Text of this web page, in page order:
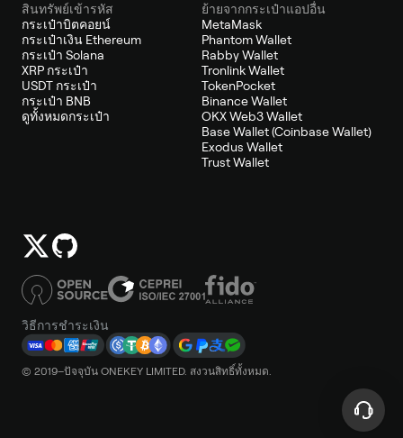
สินทรัพย์เข้ารหัส
กระเป๋าบิตคอยน์
กระเป๋าเงิน Ethereum
กระเป๋า Solana
XRP กระเป๋า
USDT กระเป๋า
กระเป๋า BNB
ดูทั้งหมดกระเป๋า
ย้ายจากกระเป๋าแอปอื่น
MetaMask
Phantom Wallet
Rabby Wallet
Tronlink Wallet
TokenPocket
Binance Wallet
OKX Web3 Wallet
Base Wallet (Coinbase Wallet)
Exodus Wallet
Trust Wallet
วิธีการชำระเงิน
© 2019–ปัจจุบัน ONEKEY LIMITED. สงวนสิทธิ์ทั้งหมด.